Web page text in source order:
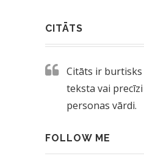
CITĀTS
Citāts ir
teksta vai
personas vārdi.
FOLLOW ME